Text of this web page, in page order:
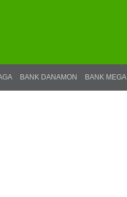
BANK DANAMON BANK MEGA